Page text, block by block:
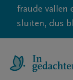
fraude vallen
sluiten, dus